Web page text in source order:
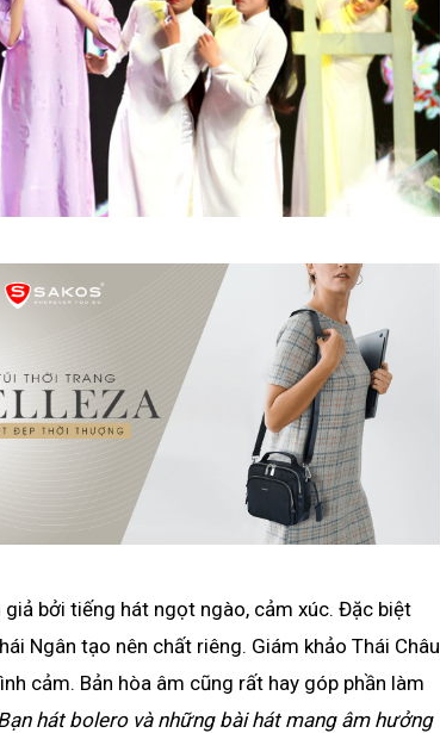
giả bởi tiếng hát ngọt ngào, cảm xúc. Đặc biệt
Ngân tạo nên chất riêng. Giám khảo Thái Châu
cảm. Bản hòa âm cũng rất hay góp phần làm
hát bolero và những bài hát mang âm hưởng